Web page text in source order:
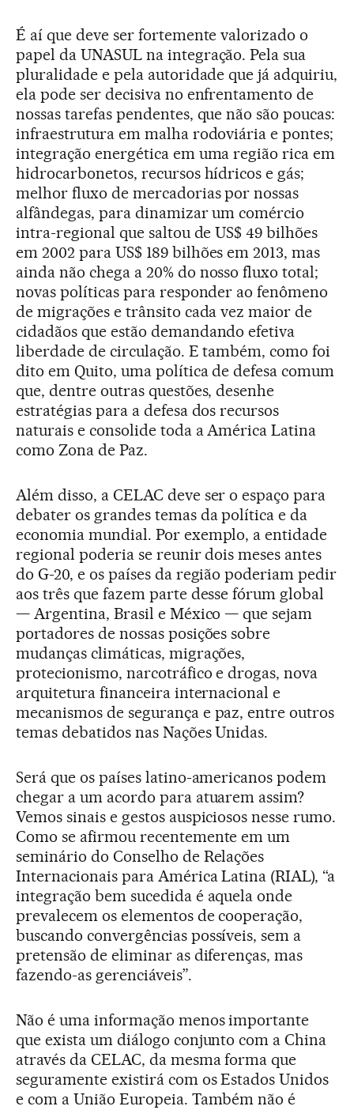
É aí que deve ser fortemente valorizado o
papel da UNASUL na integração. Pela sua
pluralidade e pela autoridade que já adquiriu,
ela pode ser decisiva no enfrentamento de
nossas tarefas pendentes, que não são poucas:
infraestrutura em malha rodoviária e pontes;
integração energética em uma região rica em
hidrocarbonetos, recursos hídricos e gás;
melhor fluxo de mercadorias por nossas
alfândegas, para dinamizar um comércio
intra-regional que saltou de US$ 49 bilhões
em 2002 para US$ 189 bilhões em 2013, mas
ainda não chega a 20% do nosso fluxo total;
novas políticas para responder ao fenômeno
de migrações e trânsito cada vez maior de
cidadãos que estão demandando efetiva
liberdade de circulação. E também, como foi
dito em Quito, uma política de defesa comum
que, dentre outras questões, desenhe
estratégias para a defesa dos recursos
naturais e consolide toda a América Latina
como Zona de Paz.
Além disso, a CELAC deve ser o espaço para
debater os grandes temas da política e da
economia mundial. Por exemplo, a entidade
regional poderia se reunir dois meses antes
do G-20, e os países da região poderiam pedir
aos três que fazem parte desse fórum global
— Argentina, Brasil e México — que sejam
portadores de nossas posições sobre
mudanças climáticas, migrações,
protecionismo, narcotráfico e drogas, nova
arquitetura financeira internacional e
mecanismos de segurança e paz, entre outros
temas debatidos nas Nações Unidas.
Será que os países latino-americanos podem
chegar a um acordo para atuarem assim?
Vemos sinais e gestos auspiciosos nesse rumo.
Como se afirmou recentemente em um
seminário do Conselho de Relações
Internacionais para América Latina (RIAL), “a
integração bem sucedida é aquela onde
prevalecem os elementos de cooperação,
buscando convergências possíveis, sem a
pretensão de eliminar as diferenças, mas
fazendo-as gerenciáveis”.
Não é uma informação menos importante
que exista um diálogo conjunto com a China
através da CELAC, da mesma forma que
seguramente existirá com os Estados Unidos
e com a União Europeia. Também não é